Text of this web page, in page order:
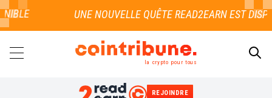
la crypto pour tous
REJOINDRE